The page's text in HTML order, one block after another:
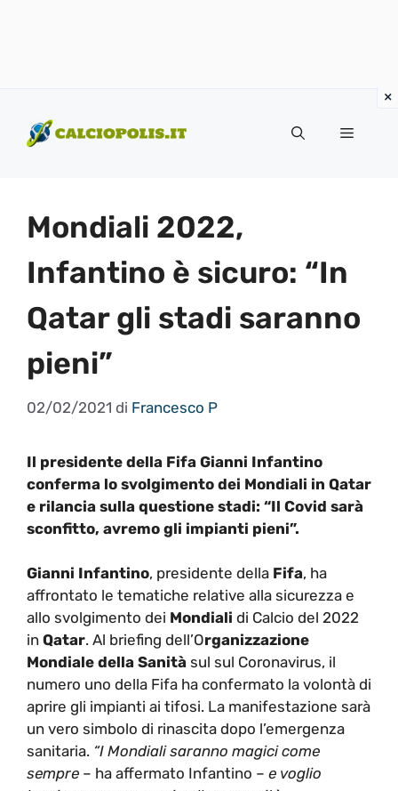
contenuto
Menu
Mondiali 2022,
Infantino è sicuro: “In
Qatar gli stadi saranno
pieni”
02/02/2021 di Francesco P
Il presidente della Fifa Gianni Infantino
conferma lo svolgimento dei Mondiali in Qatar
e rilancia sulla questione stadi: “Il Covid sarà
sconfitto, avremo gli impianti pieni”.
Gianni Infantino, presidente della Fifa, ha
affrontato le tematiche relative alla sicurezza e
allo svolgimento dei Mondiali di Calcio del 2022
in Qatar. Al briefing dell’Organizzazione
Mondiale della Sanità sul sul Coronavirus, il
numero uno della Fifa ha confermato la volontà di
aprire gli impianti ai tifosi. La manifestazione sarà
un vero simbolo di rinascita dopo l’emergenza
sanitaria. “I Mondiali saranno magici come
sempre – ha affermato Infantino – e voglio